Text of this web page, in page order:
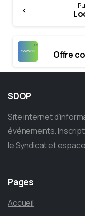
Reading
SDOP
Site internet
événements.
le Syndicat et
Pages
Accueil